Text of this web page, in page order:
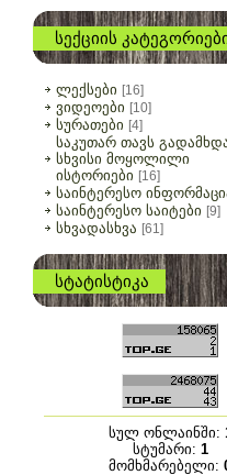
სექციის
ლექსები [16]
ვიდეოები [10]
სურათები [4]
საკუთარ თავს
სხვისი მოყოლილი
ისტორიები [16]
საინტერესო
საინტერესო საიტები [9]
სხვადასხვა [61]
სტატისტიკა
სულ ონლაინში:
სტუმარი: 1
მომხმარებელი: